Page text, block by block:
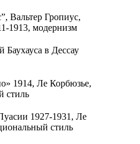
Вальтер Гропиус,
1913, модернизм
Баухауса в Дессау
1914, Ле Корбюзье,
стиль
1927-1931, Ле
стиль